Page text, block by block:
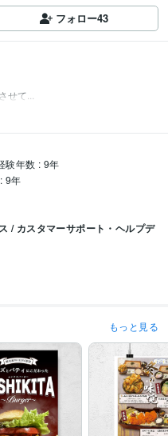
フォロー43
て...
験年数 : 9年
9年
/ カスタマーサポート・ヘルプデ
年2月
2012年4月 ~ 2015年11月
年
もっと見る